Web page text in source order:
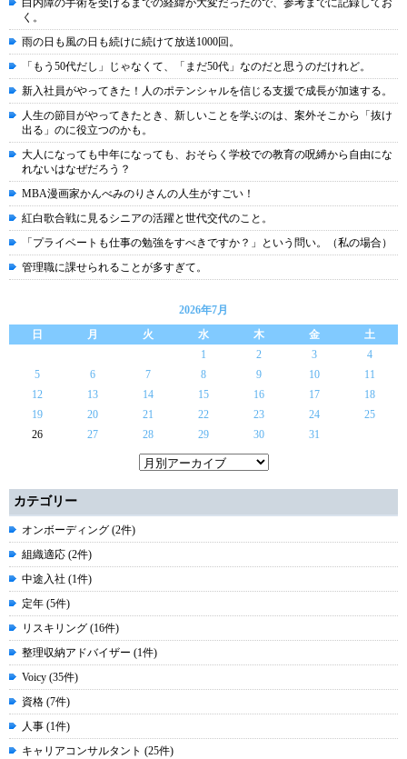
白内障の手術を受けるまでの経緯が大変だったので、参考までに記録してお
く。
雨の日も風の日も続けに続けて放送1000回。
「もう50代だし」じゃなくて、「まだ50代」なのだと思うのだけれど。
新入社員がやってきた！人のポテンシャルを信じる支援で成長が加速する。
人生の節目がやってきたとき、新しいことを学ぶのは、案外そこから「抜け
出る」のに役立つのかも。
大人になっても中年になっても、おそらく学校での教育の呪縛から自由にな
れないはなぜだろう？
MBA漫画家かんべみのりさんの人生がすごい！
紅白歌合戦に見るシニアの活躍と世代交代のこと。
「プライベートも仕事の勉強をすべきですか？」という問い。（私の場合）
管理職に課せられることが多すぎて。
2026年7月
日
月 火 水 木 金
土
1
2 3
4
5
6 7 8 9 10
11
12
13 14 15 16 17
18
19
20 21 22 23 24
25
26
27 28 29 30 31
カテゴリー
オンボーディング (2件)
組織適応 (2件)
中途入社 (1件)
定年 (5件)
リスキリング (16件)
整理収納アドバイザー (1件)
Voicy (35件)
資格 (7件)
人事 (1件)
キャリアコンサルタント (25件)